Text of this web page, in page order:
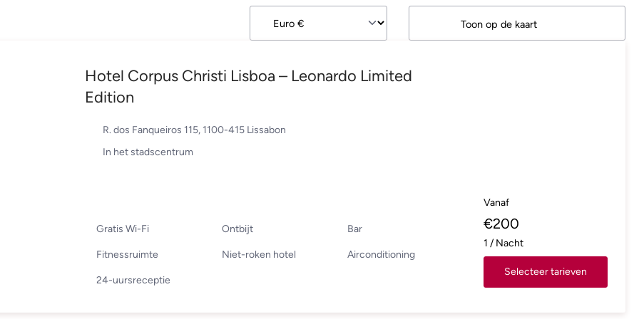
Toon op de kaart
Hotel Corpus Christi Lisboa – Leonardo Limited
Edition
R. dos Fanqueiros 115, 1100-415 Lissabon
In het stadscentrum
Gratis Wi-Fi Ontbijt Bar
Fitnessruimte Niet-roken hotel Airconditioning
24-uursreceptie
Vanaf
€200
1 / Nacht
Selecteer tarieven